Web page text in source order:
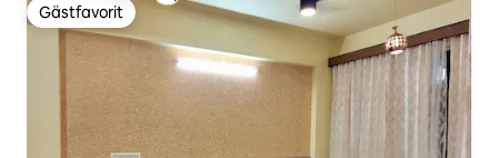
Gästfavorit
Gästfavorit